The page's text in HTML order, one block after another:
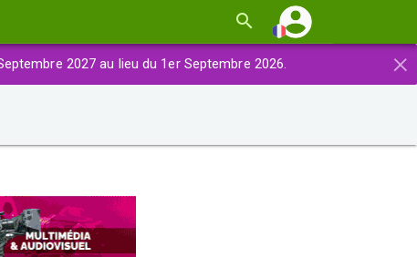
×
2027 au lieu du 1er Septembre 2026.